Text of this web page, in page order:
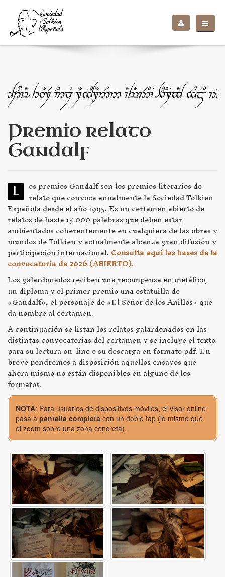
Premio relato
Gandalf
L os premios Gandalf son los premios literarios de
relato que convoca anualmente la Sociedad Tolkien
Española desde el año 1995. Es un certamen abierto de
relatos de hasta 15.000 palabras que deben estar
ambientados coherentemente en cualquiera de las obras y
mundos de Tolkien y actualmente alcanza gran difusión y
participación internacional.Consulta aquí las bases de la
convocatoria de 2026 (ABIERTO).
Los galardonados reciben una recompensa en metálico,
un diploma y el primer premio una estatuilla de
«Gandalf», el personaje de «El Señor de los Anillos» que
da nombre al certamen.
A continuación se listan los relatos galardonados en las
distintas convocatorias del certamen y se incluye el texto
para su lectura on-line o su descarga en formato pdf. En
breve pondremos a disposición aquellos ensayos que
ahora mismo no están disponibles en alguno de los
formatos.
NOTA: Para usuarios de dispositivos móviles, el visor online
pasa a pantalla completa con un doble tap (lo mismo que
el zoom sobre una zona concreta).